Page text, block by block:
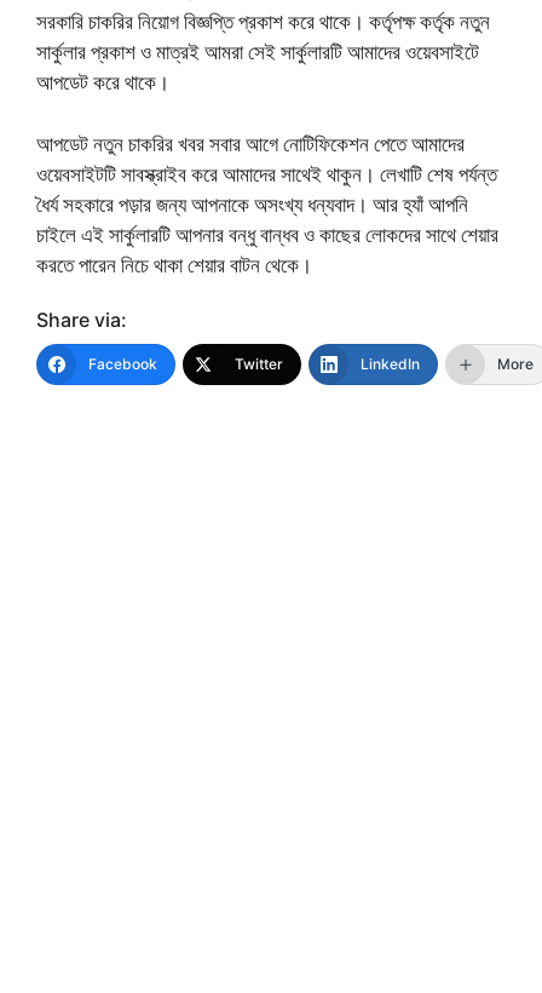
সরকারি চাকরির নিয়োগ বিজ্ঞপ্তি প্রকাশ করে থাকে। কর্তৃপক্ষ কর্তৃক নতুন
সার্কুলার প্রকাশ ও মাত্রই আমরা সেই সার্কুলারটি আমাদের ওয়েবসাইটে
আপডেট করে থাকে।
আপডেট নতুন চাকরির খবর সবার আগে নোটিফিকেশন পেতে আমাদের
ওয়েবসাইটটি সাবস্ক্রাইব করে আমাদের সাথেই থাকুন। লেখাটি শেষ পর্যন্ত
ধৈর্য সহকারে পড়ার জন্য আপনাকে অসংখ্য ধন্যবাদ। আর হ্যাঁ আপনি
চাইলে এই সার্কুলারটি আপনার বন্ধু বান্ধব ও কাছের লোকদের সাথে শেয়ার
করতে পারেন নিচে থাকা শেয়ার বাটন থেকে।
Share via:
Facebook Twitter LinkedIn More